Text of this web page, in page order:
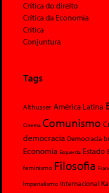
Crítica do direito
Crítica da Economia
Crítica
Conjuntura
Tags
Althusser América Latina
Cinema Comunismo
democracia Democracia
Economia Esquerda Estado
feminismo Filosofia
Imperialismo Internacional